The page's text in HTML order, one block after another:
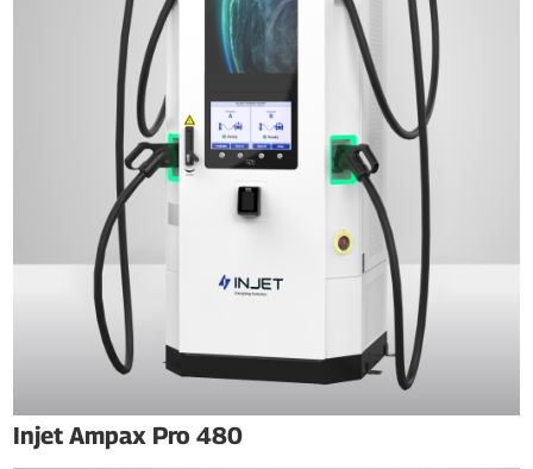
Injet Ampax Pro 480